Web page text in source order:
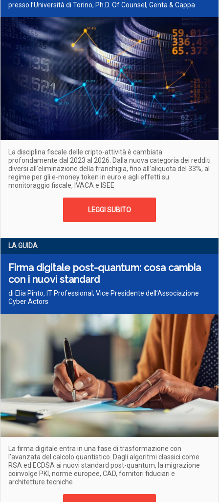
presso l’Università di Torino, Ph.D. Of Counsel, Genta & Cappa
La disciplina fiscale delle cripto-attività è cambiata
profondamente dal 2023 al 2026. Dalla nuova categoria dei redditi
diversi all’eliminazione della franchigia, fino all’aliquota del 33%, al
regime per gli e-money token in euro e agli effetti su
monitoraggio fiscale, IVACA e ISEE
LEGGI SUBITO
LA GUIDA
Firma digitale post-quantum: cosa cambia
con i nuovi standard
di Elia Pinto, IT Professional; Vice Presidente dell’Associazione
Cyber Actors
La firma digitale entra in una fase di trasformazione con
l’avanzata del calcolo quantistico. Dagli algoritmi classici come
RSA ed ECDSA ai nuovi standard post-quantum, la migrazione
coinvolge PKI, norme europee, CAD, fornitori fiduciari e
architetture tecniche